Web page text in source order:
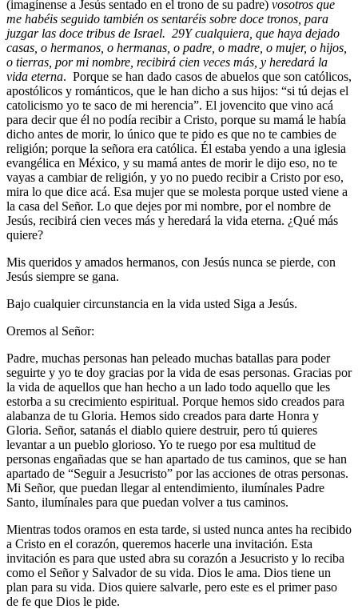
(imagínense a Jesús sentado en el trono de su padre) vosotros que
me habéis seguido también os sentaréis sobre doce tronos, para
juzgar las doce tribus de Israel. 29Y cualquiera, que haya dejado
casas, o hermanos, o hermanas, o padre, o madre, o mujer, o hijos,
o tierras, por mi nombre, recibirá cien veces más, y heredará la
vida eterna. Porque se han dado casos de abuelos que son católicos,
apostólicos y románticos, que le han dicho a sus hijos: “si tú dejas el
catolicismo yo te saco de mi herencia”. El jovencito que vino acá
para decir que él no podía recibir a Cristo, porque su mamá le había
dicho antes de morir, lo único que te pido es que no te cambies de
religión; porque la señora era católica. Él estaba yendo a una iglesia
evangélica en México, y su mamá antes de morir le dijo eso, no te
vayas a cambiar de religión, y yo no puedo recibir a Cristo por eso,
mira lo que dice acá. Esa mujer que se molesta porque usted viene a
la casa del Señor. Lo que dejes por mi nombre, por el nombre de
Jesús, recibirá cien veces más y heredará la vida eterna. ¿Qué más
quiere?
Mis queridos y amados hermanos, con Jesús nunca se pierde, con
Jesús siempre se gana.
Bajo cualquier circunstancia en la vida usted Siga a Jesús.
Oremos al Señor:
Padre, muchas personas han peleado muchas batallas para poder
seguirte y yo te doy gracias por la vida de esas personas. Gracias por
la vida de aquellos que han hecho a un lado todo aquello que les
estorba a su crecimiento espiritual. Porque hemos sido creados para
alabanza de tu Gloria. Hemos sido creados para darte Honra y
Gloria. Señor, satanás el diablo quiere destruir, pero tú quieres
levantar a un pueblo glorioso. Yo te ruego por esa multitud de
personas engañadas que se han apartado de tus caminos, que se han
apartado de “Seguir a Jesucristo” por las acciones de otras personas.
Mi Señor, que puedan llegar al entendimiento, ilumínales Padre
Santo, ilumínales para que puedan volver a tus caminos.
Mientras todos oramos en esta tarde, si usted nunca antes ha recibido
a Cristo en el corazón, queremos hacerle una invitación. Esta
invitación es para que usted abra su corazón a Jesucristo y lo reciba
como el Señor y Salvador de su vida. Dios le ama. Dios tiene un
plan para su vida. Dios quiere salvarle, pero este es el primer paso
de fe que Dios le pide.